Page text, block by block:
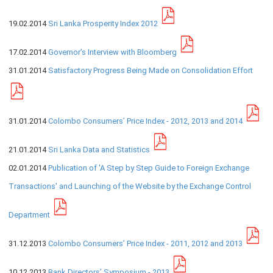
நிறுவன ரீதியான அமைப்பு
நிறுவனக் கட்டமைப்பு
முதன்மை அலுவலர்கள்
வங்கிப் பணிமனை
வங்கிப் பணிமனை
பிரதேச அலுவலகங்கள்
நூலகம் மற்றும் தகவல் நிலையம்
பொருளாதார வரலாற்று அரும்பொருட் காட்சிச் சாலை
19.02.2014 Sri Lanka Prosperity Index 2012
17.02.2014 Governor’s Interview with Bloomberg
31.01.2014 Satisfactory Progress Being Made on Consolidation Effort
31.01.2014 Colombo Consumers’ Price Index - 2012, 2013 and 2014
21.01.2014 Sri Lanka Data and Statistics
02.01.2014 Publication of 'A Step by Step Guide to Foreign Exchange
Transactions' and Launching of the Website by the Exchange Control
Department
31.12.2013 Colombo Consumers’ Price Index - 2011, 2012 and 2013